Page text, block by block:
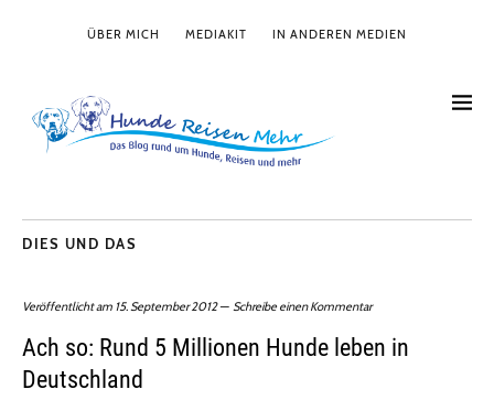
ÜBER MICH MEDIAKIT IN ANDEREN MEDIEN
DIES UND DAS
Veröffentlicht am 15. September 2012 Schreibe einen Kommentar
Ach so: Rund 5 Millionen Hunde leben in
Deutschland